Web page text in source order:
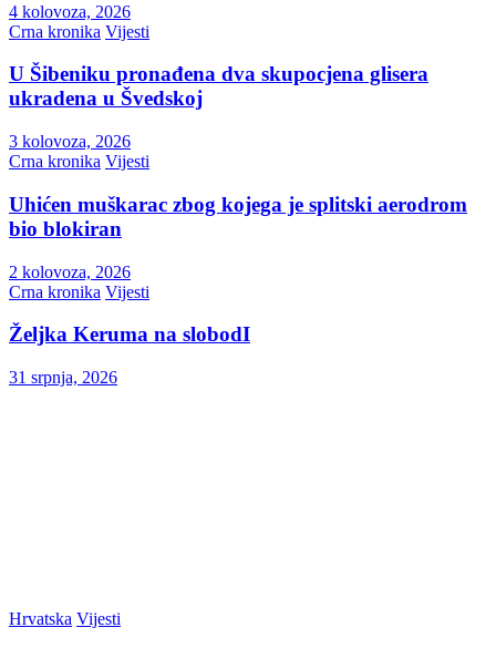
4 kolovoza, 2026
Crna kronika Vijesti
U Šibeniku pronađena dva skupocjena glisera
ukradena u Švedskoj
3 kolovoza, 2026
Crna kronika Vijesti
Uhićen muškarac zbog kojega je splitski aerodrom
bio blokiran
2 kolovoza, 2026
Crna kronika Vijesti
Željka Keruma na slobodI
31 srpnja, 2026
Hrvatska Vijesti